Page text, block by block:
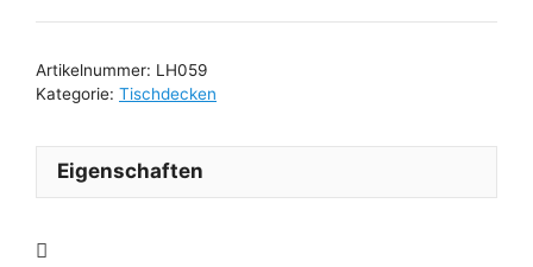
Artikelnummer: LH059
Kategorie: Tischdecken
Eigenschaften